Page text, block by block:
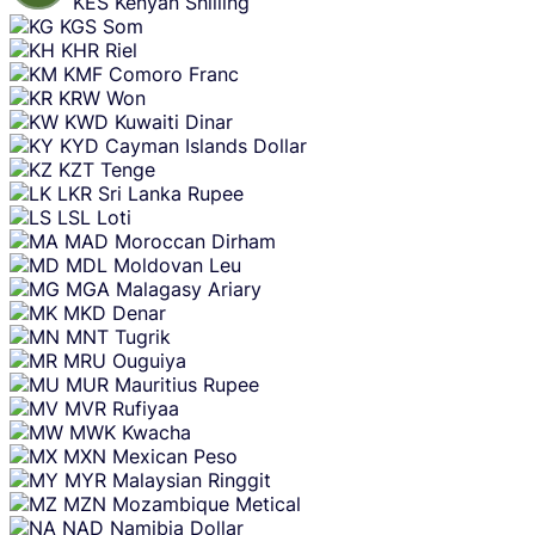
KGS Som
KHR Riel
KMF Comoro Franc
KRW Won
KWD Kuwaiti Dinar
KYD Cayman Islands Dollar
KZT Tenge
LKR Sri Lanka Rupee
LSL Loti
MAD Moroccan Dirham
MDL Moldovan Leu
MGA Malagasy Ariary
MKD Denar
MNT Tugrik
MRU Ouguiya
MUR Mauritius Rupee
MVR Rufiyaa
MWK Kwacha
MXN Mexican Peso
MYR Malaysian Ringgit
MZN Mozambique Metical
NAD Namibia Dollar